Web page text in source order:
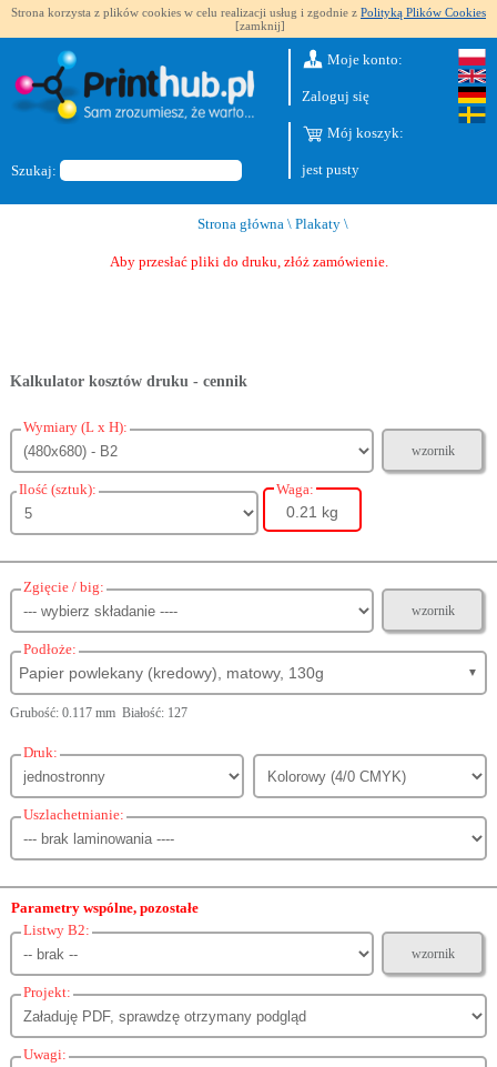
Strona korzysta z plików cookies w celu realizacji usług i zgodnie z Polityką Plików Cookies
[zamknij]
Szukaj:
Moje konto:
Zaloguj się
Mój koszyk:
jest pusty
Strona główna \ Plakaty \
Aby przesłać pliki do druku, złóż zamówienie.
Kalkulator kosztów druku - cennik
Wymiary (L x H):
wzornik
Ilość (sztuk): Waga:
0.21 kg
Zgięcie / big:
wzornik
Podłoże:
Papier powlekany (kredowy), matowy, 130g ▼
Grubość: 0.117 mm Białość: 127
Druk:
Uszlachetnianie:
Parametry wspólne, pozostałe
Listwy B2:
wzornik
Projekt:
Uwagi: